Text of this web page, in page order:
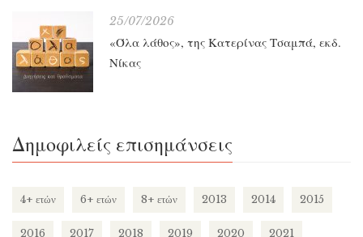
25/07/2026
«Όλα λάθος», της Κατερίνας Τσαμπά, εκδ.
Νίκας
Δημοφιλείς επισημάνσεις
4+ ετών 6+ ετών 8+ ετών 2013 2014 2015
2016 2017 2018 2019 2020 2021